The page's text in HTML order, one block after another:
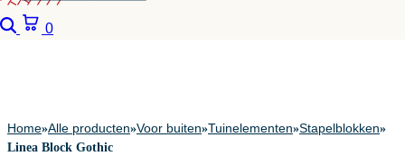
Zoeken
0
Home»Alle producten»Voor buiten»Tuinelementen»Stapelblokken»
Linea Block Gothic